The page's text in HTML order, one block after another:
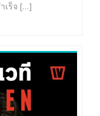
เร็จ […]